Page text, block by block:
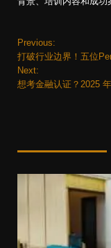
P
o
n
a
Previous:
打破行业边界！五位
Next:
想考金融认证？2025